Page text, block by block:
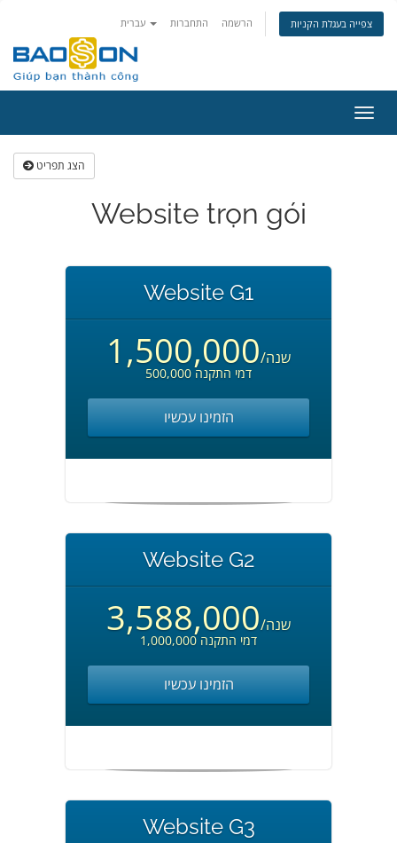
התחברות הרשמה צפייה בעגלת הקניות
ניווט
הצג תפריט
Website trọn gói
Website G1
1,500,000 /שנה
500,000 דמי התקנה
הזמינו עכשיו
Website G2
3,588,000 /שנה
1,000,000 דמי התקנה
הזמינו עכשיו
Website G3